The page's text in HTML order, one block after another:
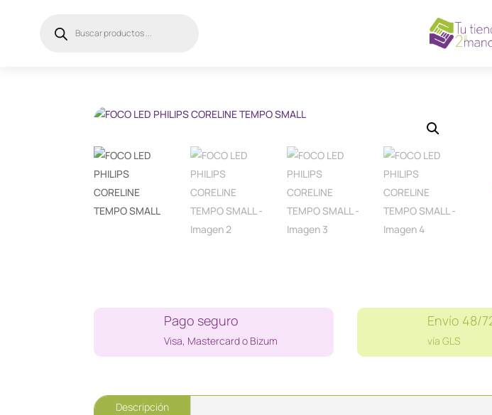
productos
Pago seguro
Visa, Mastercard o Bizum
Envío 48/
vía GLS
Descripción